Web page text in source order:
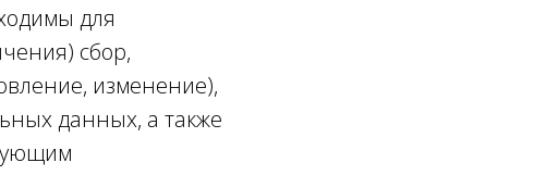
для
сбор,
изменение),
данных, а также